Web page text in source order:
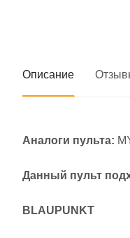
Описание
Аналоги пульта:
Данный пульт
BLAUPUNKT